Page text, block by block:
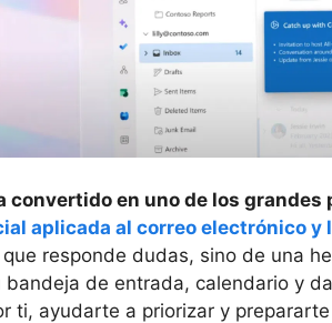
convertido en uno de los grandes
aplicada al correo electrónico y
responde dudas, sino de una
de entrada, calendario y
ti, ayudarte a priorizar y